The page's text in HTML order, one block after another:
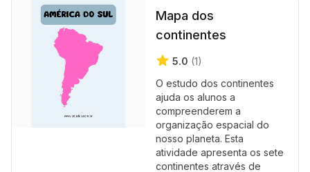
Mapa dos
continentes
5.0 (1)
O estudo dos continentes
ajuda os alunos a
compreenderem a
organização espacial do
nosso planeta. Esta
atividade apresenta os sete
continentes através de